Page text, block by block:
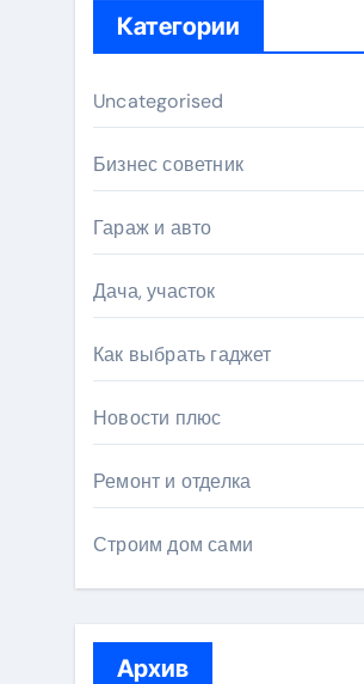
Категории
Uncategorised
Бизнес советник
Гараж и авто
Дача, участок
Как выбрать гаджет
Новости плюс
Ремонт и отделка
Строим дом сами
Архив